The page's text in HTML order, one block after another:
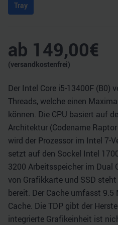
Tray
ab 149,00€
(versandkostenfrei)
Der Intel Core i5-13400F (B0)
Threads, welche einen
können. Die CPU basiert auf
Architektur (Codename
wird der Prozessor im Intel 7-
setzt auf den Sockel Intel
3200 Arbeitsspeicher im Dual
von Grafikkarte und SSD
bereit. Der Cache umfasst 9.5
Cache. Die TDP gibt der
integrierte Grafikeinheit ist